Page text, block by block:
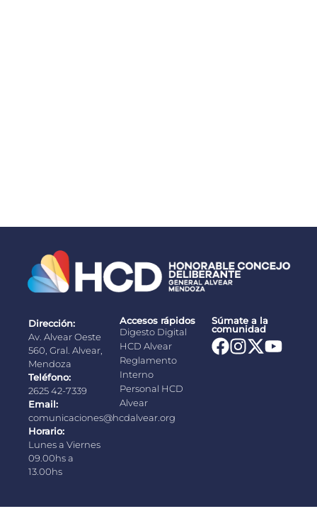
Dirección:
Av. Alvear Oeste
560, Gral. Alvear,
Mendoza
Teléfono:
2625 42-7339
Email:
comunicaciones@hcdalvear.org
Horario:
Lunes a Viernes
09.00hs a
13.00hs
Accesos rápidos
Digesto Digital
HCD Alvear
Reglamento
Interno
Personal HCD
Alvear
Súmate a la
comunidad